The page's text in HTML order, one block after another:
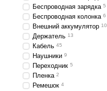
Беспроводная зарядка 5
Беспроводная колонка 6
Внешний аккумулятор 10
Держатель 13
Кабель 45
Наушники 9
Переходник 5
Пленка 2
Ремешок 4